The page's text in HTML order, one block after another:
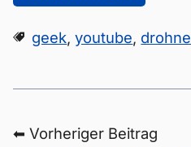
geek,youtube, drohne
⬅ Vorheriger Beitrag